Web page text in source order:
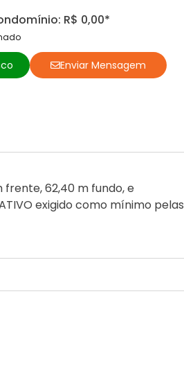
R$ 0,00*
Enviar Mensagem
62,40 m fundo, e
exigido como mínimo pelas